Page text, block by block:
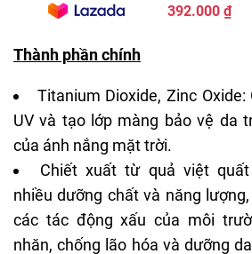
392.000 ₫
Thành phần chính
Titanium Dioxide, Zinc
UV và tạo lớp màng bảo vệ da
của ánh nắng mặt trời.
Chiết xuất từ quả việt quất
nhiều dưỡng chất và năng
các tác động xấu của môi
nhăn, chống lão hóa và dưỡng